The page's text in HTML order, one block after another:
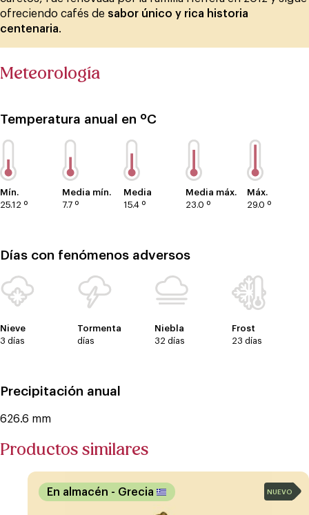
ofreciendo cafés de sabor único y rica historia
centenaria.
Meteorología
Temperatura anual en ºC
Mín.
25.12 º
Media mín.
7.7 º
Media
15.4 º
Media máx.
23.0 º
Máx.
29.0 º
Días con fenómenos adversos
Nieve
3 días
Tormenta
días
Niebla
32 días
Frost
23 días
Precipitación anual
626.6 mm
Productos similares
En almacén - Grecia NUEVO